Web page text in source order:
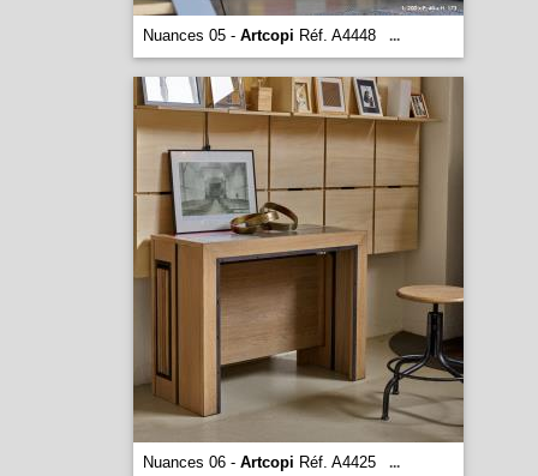
Nuances 05 - Artcopi Réf. A4448 ...
Nuances 06 - Artcopi Réf. A4425
...